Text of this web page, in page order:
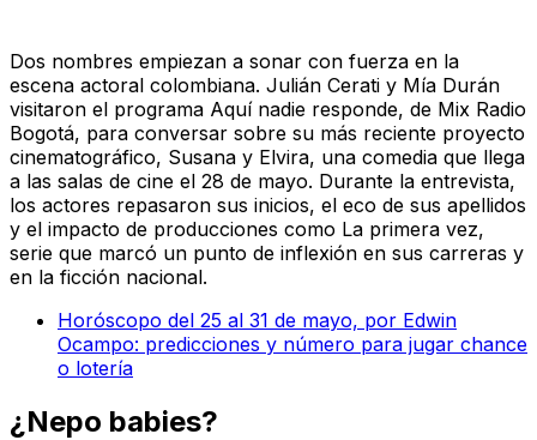
Dos nombres empiezan a sonar con fuerza en la
escena actoral colombiana. Julián Cerati y Mía Durán
visitaron el programa Aquí nadie responde, de Mix Radio
Bogotá, para conversar sobre su más reciente proyecto
cinematográfico, Susana y Elvira, una comedia que llega
a las salas de cine el 28 de mayo. Durante la entrevista,
los actores repasaron sus inicios, el eco de sus apellidos
y el impacto de producciones como La primera vez,
serie que marcó un punto de inflexión en sus carreras y
en la ficción nacional.
Horóscopo del 25 al 31 de mayo, por Edwin
Ocampo: predicciones y número para jugar chance
o lotería
¿Nepo babies?